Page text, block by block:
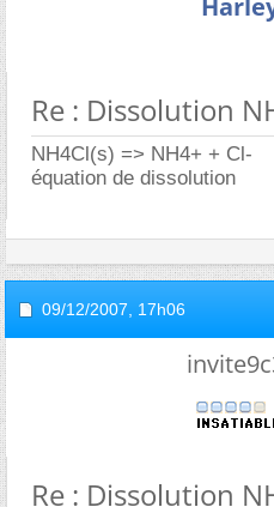
Re : Dissolution
NH4Cl(s) => NH4+ + Cl-
équation de dissolution
09/12/2007, 17h06
Re : Dissolution